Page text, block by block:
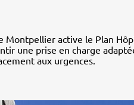
Montpellier active le Plan
une prise en charge
aux urgences.